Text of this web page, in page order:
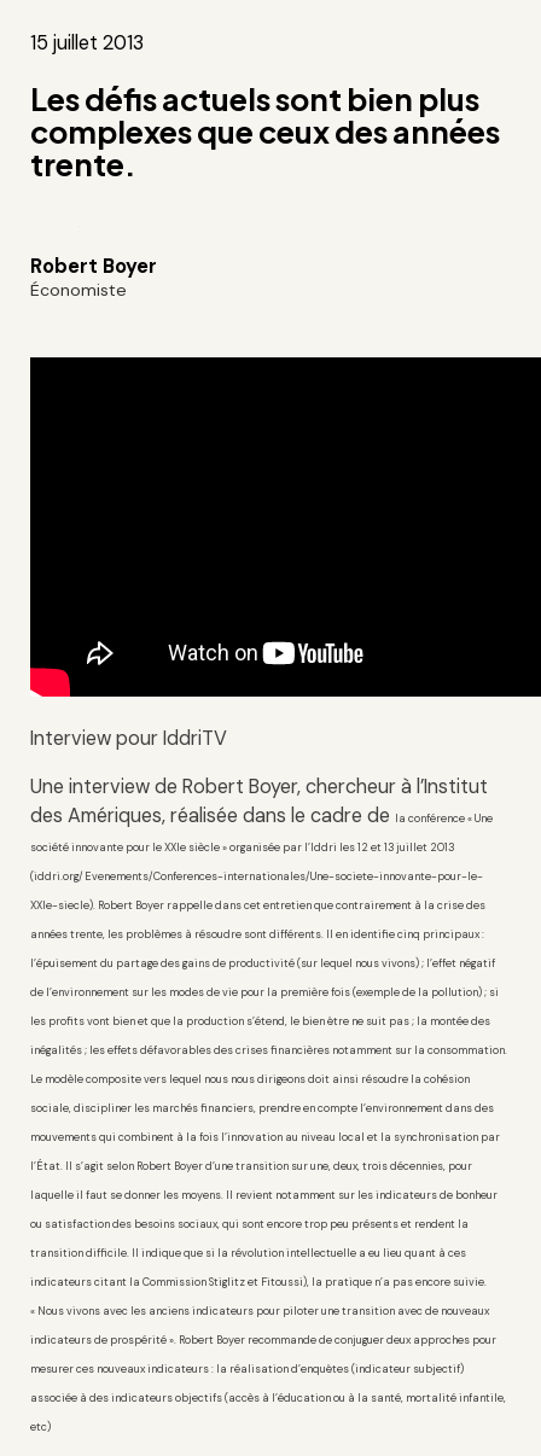
15 juillet 2013
Les défis actuels sont bien plus
complexes que ceux des années
trente.
Robert Boyer
Économiste
Interview pour IddriTV
Une interview de Robert Boyer, chercheur à l’Institut
des Amériques, réalisée dans le cadre de la conférence « Une
société innovante pour le XXIe siècle » organisée par l’Iddri les 12 et 13 juillet 2013
(iddri.org/Evenements/Conferences-internationales/Une-societe-innovante-pour-le-
XXIe-siecle). Robert Boyer rappelle dans cet entretien que contrairement à la crise des
années trente, les problèmes à résoudre sont différents. Il en identifie cinq principaux :
l’épuisement du partage des gains de productivité (sur lequel nous vivons) ; l’effet négatif
de l’environnement sur les modes de vie pour la première fois (exemple de la pollution) ; si
les profits vont bien et que la production s’étend, le bien être ne suit pas ; la montée des
inégalités ; les effets défavorables des crises financières notamment sur la consommation.
Le modèle composite vers lequel nous nous dirigeons doit ainsi résoudre la cohésion
sociale, discipliner les marchés financiers, prendre en compte l’environnement dans des
mouvements qui combinent à la fois l’innovation au niveau local et la synchronisation par
l’État. Il s’agit selon Robert Boyer d’une transition sur une, deux, trois décennies, pour
laquelle il faut se donner les moyens. Il revient notamment sur les indicateurs de bonheur
ou satisfaction des besoins sociaux, qui sont encore trop peu présents et rendent la
transition difficile. Il indique que si la révolution intellectuelle a eu lieu quant à ces
indicateurs citant la Commission Stiglitz et Fitoussi), la pratique n’a pas encore suivie.
« Nous vivons avec les anciens indicateurs pour piloter une transition avec de nouveaux
indicateurs de prospérité ». Robert Boyer recommande de conjuguer deux approches pour
mesurer ces nouveaux indicateurs : la réalisation d’enquêtes (indicateur subjectif)
associée à des indicateurs objectifs (accès à l’éducation ou à la santé, mortalité infantile,
etc)